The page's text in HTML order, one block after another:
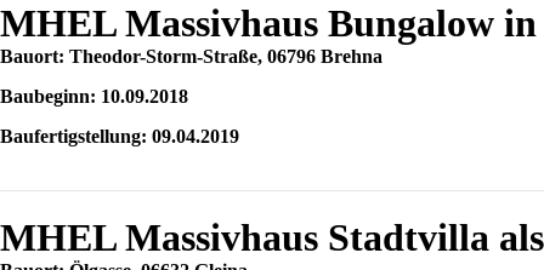
MHEL Massivhaus Bungalow
Bauort: Theodor-Storm-Straße, 06796 Brehna
Baubeginn: 10.09.2018
Baufertigstellung: 09.04.2019
MHEL Massivhaus Stadtvilla